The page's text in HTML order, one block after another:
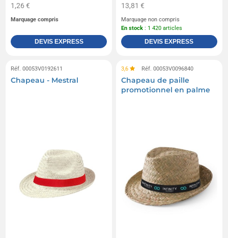
1,26 €
Marquage compris
DEVIS EXPRESS
13,81 €
Marquage non compris
En stock : 1 420 articles
DEVIS EXPRESS
Réf. 00053V0192611
Chapeau - Mestral
3,6 Réf. 00053V0096840
Chapeau de paille
promotionnel en palme